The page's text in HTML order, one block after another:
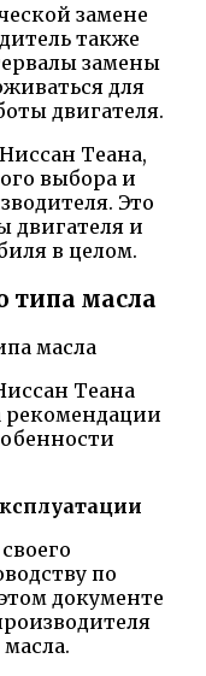
замене
также
замены
для
двигателя.
Теана,
выбора и
Это
двигателя и
в целом.
типа масла
Теана
рекомендации
по
документе